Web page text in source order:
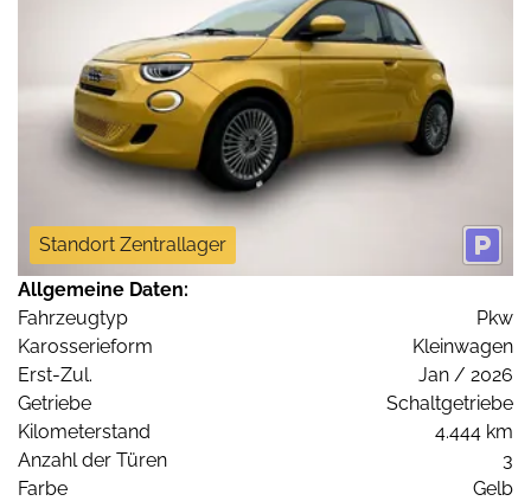
Standort Zentrallager
Allgemeine Daten:
Fahrzeugtyp
Pkw
Karosserieform
Kleinwagen
Erst-Zul.
Jan / 2026
Getriebe
Schaltgetriebe
Kilometerstand
4.444 km
Anzahl der Türen
3
Farbe
Gelb